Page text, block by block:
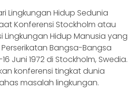
Lingkungan Hidup Sedunia
Konferensi Stockholm atau
Lingkungan Hidup Manusia yang
Bangsa-Bangsa
Juni 1972 di Stockholm, Swedia.
konferensi tingkat dunia
masalah lingkungan.